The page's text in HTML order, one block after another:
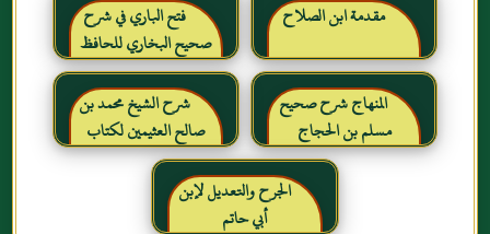
مقدمة ابن الصلاح
فتح الباري في شرح
صحيح البخاري للحافظ
ابن حجر العسقلاني
المنهاج شرح صحيح
مسلم بن الحجاج
شرح الشيخ محمد بن
صالح العثيمين لكتاب
رياض الصالحين للإمام
النووي رحمهم الله تعالىالجرح والتعديل لإبن
أبي حاتم